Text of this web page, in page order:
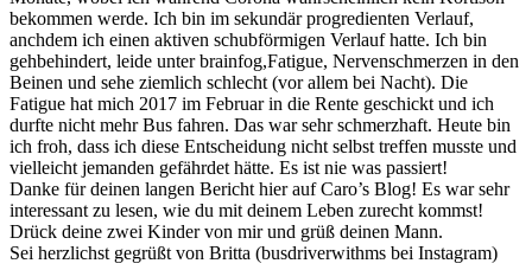
bekommen werde. Ich bin im sekundär progredienten Verlauf,
anchdem ich einen aktiven schubförmigen Verlauf hatte. Ich bin
gehbehindert, leide unter brainfog,Fatigue, Nervenschmerzen in den
Beinen und sehe ziemlich schlecht (vor allem bei Nacht). Die
Fatigue hat mich 2017 im Februar in die Rente geschickt und ich
durfte nicht mehr Bus fahren. Das war sehr schmerzhaft. Heute bin
ich froh, dass ich diese Entscheidung nicht selbst treffen musste und
vielleicht jemanden gefährdet hätte. Es ist nie was passiert!
Danke für deinen langen Bericht hier auf Caro’s Blog! Es war sehr
interessant zu lesen, wie du mit deinem Leben zurecht kommst!
Drück deine zwei Kinder von mir und grüß deinen Mann.
Sei herzlichst gegrüßt von Britta (busdriverwithms bei Instagram)